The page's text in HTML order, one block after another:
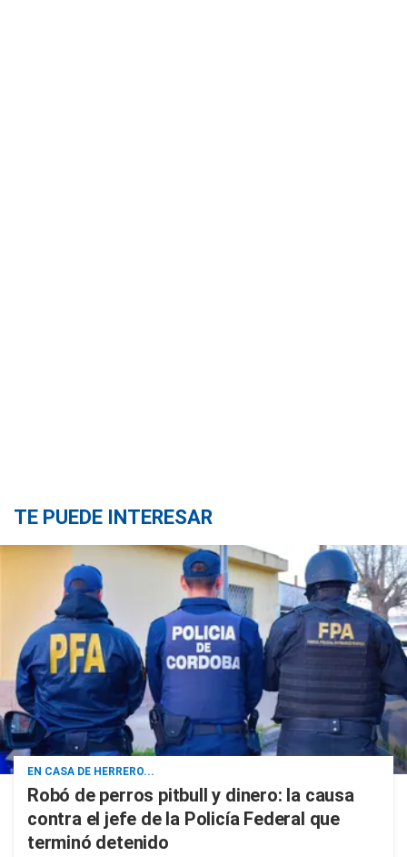
TE PUEDE INTERESAR
EN CASA DE HERRERO...
Robó de perros pitbull y dinero: la causa
contra el jefe de la Policía Federal que
terminó detenido